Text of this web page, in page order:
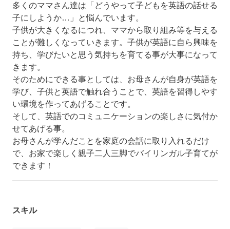
多くのママさん達は「どうやって子どもを英語の話せる
子にしようか…」と悩んでいます。
子供が大きくなるにつれ、ママから取り組み等を与える
ことが難しくなっていきます。子供が英語に自ら興味を
持ち、学びたいと思う気持ちを育てる事が大事になって
きます。
そのためにできる事としては、お母さんが自身が英語を
学び、子供と英語で触れ合うことで、英語を習得しやす
い環境を作ってあげることです。
そして、英語でのコミュニケーションの楽しさに気付か
せてあげる事。
お母さんが学んだことを家庭の会話に取り入れるだけ
で、お家で楽しく親子二人三脚でバイリンガル子育てが
できます！
スキル